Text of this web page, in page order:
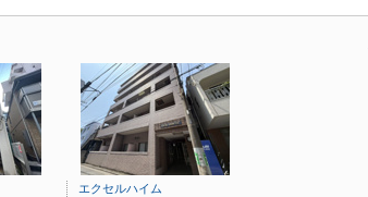
エクセルハイム